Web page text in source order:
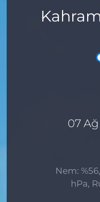
07
Nem:
hPa,